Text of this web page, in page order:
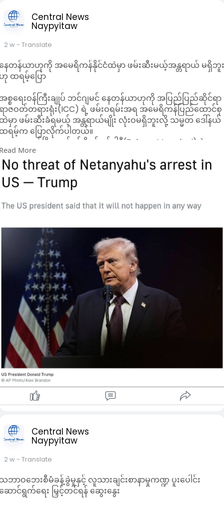
လတန်းနှင့် အလယ်တန်းအဆင့် လျော့ကျသွားခြင်း
လတန်းအဆင့်သာ တက်ရောက်ဖူးသူများ ထွက်ခွာမှုသည် ၂၀၁၉ ခု
ည်းကောင်း၊ အလယ်တန်းအဆင့်သည် ၃၂.၀ ရာခိုင်နှုန်းမှ ၃၀.၀
ာခိုင်နှုန်းသို့လည်းကောင်း အသီးသီး လျော့နည်းသွားခဲ့သည်။
တန်းမရှိသူများ လျော့ကျခြင်း
တန်းပညာ လုံးဝမရှိဘဲ ပြည်ပသို့ ထွက်ခွာသည့် အချိုးအစားမှာ
၀၁၉ ခုနှစ်တွင် ၈.၀ ရာခိုင်နှုန်း ရှိခဲ့သော်လည်း ၂၀၂၄ခုနှစ်၌ ၄.၉
ာခိုင်နှုန်းအထိ လျော့ကျသွားခဲ့သည်။
နှစ်ချုပ်ရသော်
။ Brain Drain (ဦးနှောက်ယိုစီးမှု) နှင့် ကျွမ်းကျင်လုပ်သား
Labor) ပိုမိုထွက်ခွါသွားခြင်း
ခင်က ပြည်ပထွက်ခွာသူ အများစုသည် မူလတန်းနှင့် အလယ်တန်း
ဆင့် အခြေခံလုပ်သားများ (Unskilled Labor) သာ အများအပြား
ြစ်ခဲ့သော်လည်း၊ ၂၀၂၄ ခုနှစ်တွင် အထက်တန်း၊ တက္ကသိုလ်နှင့် ဘွဲ့
ဆင့် ပညာတတ်လူငယ်များ၏ ထွက်ခွာမှု အချိုးအစား သိသာစွာ
ြင့်တက်လာခြင်းသည် ပြည်တွင်း လုပ်သားဈေးကွက်အတွက်
ျွမ်းကျင်လုပ်သားနှင့် ဦးနှောက်ယိုစီးမှု (Brain Drain) စိန်ခေါ်မှုကို
မိုကြီးမားလာစေသည်။
ရ/ဘွဲ့လွန်ဒီပလိုမာ ရရှိထားသူများတွင် အမျိုးသမီး ထွက်ခွာသူ
ချိုးအစားသည် ၂၀၁၉ခုနှစ်၌ ၆.၀ ရာခိုင်နှုန်း ရှိခဲ့ရာမှ ၂၀၂၄ ခုနှစ်
င် ၈.၀ ရာခိုင်နှုန်းအထိ မြင့်တက်လာခဲ့သည်။ တက္ကသိုလ်/ကော
ပ်အဆင့်တွင်လည်း ၂၀၁၉ ခုနှစ်၌ ၁.၀ ရာခိုင်နှုန်း ရှိခဲ့ရာမှ ၂၀၂၄
နှစ် ၅.၀ ရာခိုင်နှုန်းအထိ ရှိလာသဖြင့် ပညာတတ် အမျိုးသမီး
ငယ်များ ပြည်ပ လုပ်သားဈေးကွက်နှင့် ပညာရေးဆီသို့ ပိုမို
းတည် ရွှေ့ပြောင်းလာလျက်ရှိနေသည်ကို တွေ့ရသည်။
Central News
Naypyitaw
2 w- Translate
ေတန်ယာဟုကို အမေရိကန်နိုင်ငံထဲမှာ ဖမ်းဆီးမယ့်အန္တရာယ် မရှိဘူ
ထရမ့်ပြော
စ္စရေးဝန်ကြီးချုပ် ဘင်ဂျမင် နေတန်ယာဟုကို အပြည်ပြည်ဆိုင်ရာ
ာဇဝတ်တရားရုံး(ICC) ရဲ့ ဖမ်းဝရမ်းအရ အမေရိကန်ပြည်ထောင်စု
မှာ ဖမ်းဆီးခံရမယ့် အန္တရာယ်မျိုး လုံးဝမရှိဘူးလို့ သမ္မတ ဒေါ်နယ်
ရမ့်က ပြောလိုက်ပါတယ်။
ယူးယောက်မြို့တော်ဝန် ဇိုရန် မမ်ဒါနီ(Zohran Mamdani) ရဲ့
ြောဆိုချက်တွေအပေါ် ထရမ့်က တုံ့ပြန်ရာမှာ "အမေရိကန်
ြည်ထောင်စုမှာ ရှိနေချိန်အတွင်း ဘင်ဂျမင် နေတန်ယာဟုကို
ယ်လိုနည်းနဲ့မှ၊ ဘယ်လိုပုံစံနဲ့မှ ဖမ်းဆီးမှာ မဟုတ်ပါဘူး" လို့ သူ့ရဲ့
Social လူမှုကွန်ရက်ပေါ်မှာ ရေးသားခဲ့တာပါ။
ောက်လာခဲ့ရင် ICC ဖမ်းဝရမ်းနဲ့ သူ့ကို ဖမ်းဆီးလို့ ဥပဒေအရ ရ၊ မရ
ာ ဖြစ်ပါတယ်။
More
Central News
Naypyitaw
2 w- Translate
ဘာဝဘေးစီမံခန့်ခွဲမှုနှင့် လူသားချင်းစာနာမှုကဏ္ဍ ပူးပေါင်း
ောင်ရွက်ရေး မြှင့်တင်ရန် ဆွေးနွေး